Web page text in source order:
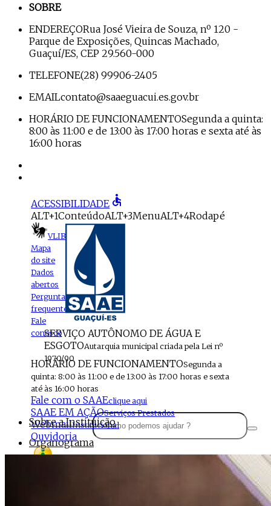
SOBRE
ENDEREÇORua José Vieira de Souza, nº 120 -
Parque de Exposições, Quincas Machado,
Guaçuí/ES, CEP 29.560-000
TELEFONE(28) 99906-2405
EMAILcontato@saaeguacui.es.gov.br
HORÁRIO DE FUNCIONAMENTOSegunda a quinta:
8:00 às 11:00 e de 13:00 às 17:00 horas e sexta até às
16:00 horas
ACESSIBILIDADE accessible
ALT+1ConteúdoALT+3MenuALT+4Rodapé
VLIBRAS
Mapa
do site
Dados
abertos
Perguntas
frequentes
Fale
conosco
SERVIÇO AUTÔNOMO DE ÁGUA E
ESGOTOAutarquia municipal criada pela Lei nº
1970/90
HORÁRIO DE FUNCIONAMENTOSegunda a
quinta: 8:00 às 11:00 e de 13:00 às 17:00 horas e sexta
até às 16:00 horas
Fale com o SAAEclique aqui
SAAE EM AÇÃOServiços Prestados
WebmailInstitucional
Ouvidoria
Sobre a Instituição
Organograma